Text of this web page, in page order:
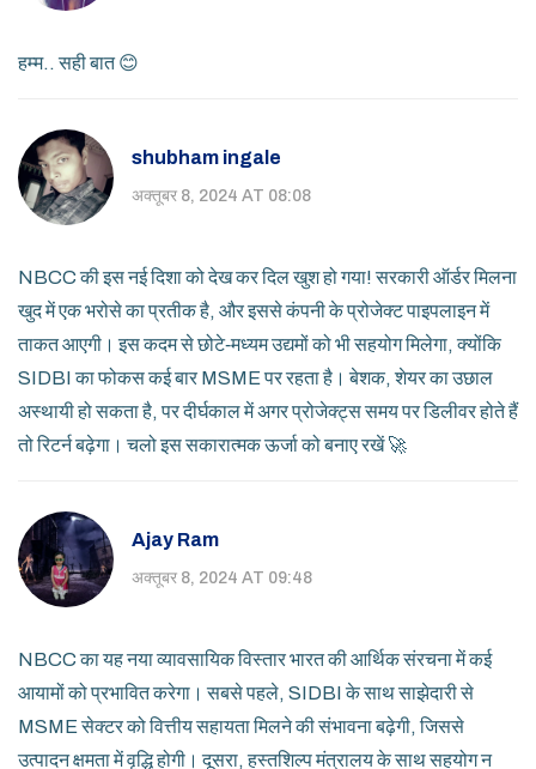
हम्म.. सही बात 😊
shubham ingale
अक्तूबर 8, 2024 AT 08:08
NBCC की इस नई दिशा को देख कर दिल खुश हो गया! सरकारी ऑर्डर मिलना
खुद में एक भरोसे का प्रतीक है, और इससे कंपनी के प्रोजेक्ट पाइपलाइन में
ताकत आएगी। इस कदम से छोटे‑मध्यम उद्यमों को भी सहयोग मिलेगा, क्योंकि
SIDBI का फोकस कई बार MSME पर रहता है। बेशक, शेयर का उछाल
अस्थायी हो सकता है, पर दीर्घकाल में अगर प्रोजेक्ट्स समय पर डिलीवर होते हैं
तो रिटर्न बढ़ेगा। चलो इस सकारात्मक ऊर्जा को बनाए रखें 🚀
Ajay Ram
अक्तूबर 8, 2024 AT 09:48
NBCC का यह नया व्यावसायिक विस्तार भारत की आर्थिक संरचना में कई
आयामों को प्रभावित करेगा। सबसे पहले, SIDBI के साथ साझेदारी से
MSME सेक्टर को वित्तीय सहायता मिलने की संभावना बढ़ेगी, जिससे
उत्पादन क्षमता में वृद्धि होगी। दूसरा, हस्तशिल्प मंत्रालय के साथ सहयोग न